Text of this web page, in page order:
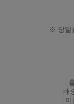
※ 당일
배
이